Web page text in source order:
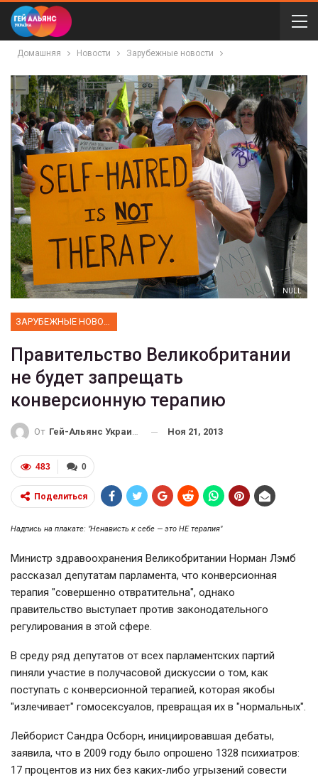
Домашняя Новости Зарубежные новости
NULL
Правительство Великобритании
не будет запрещать
конверсионную терапию
От Гей-Альянс Украина Ноя 21, 2013
0
483
Поделиться
Надпись на плакате: "Ненависть к себе — это НЕ терапия"
Министр здравоохранения Великобритании Норман Лэмб
рассказал депутатам парламента, что конверсионная
терапия "совершенно отвратительна", однако
правительство выступает против законодательного
регулирования в этой сфере.
В среду ряд депутатов от всех парламентских партий
пиняли участие в получасовой дискуссии о том, как
поступать с конверсионной терапией, которая якобы
"излечивает" гомосексуалов, превращая их в "нормальных".
Лейборист Сандра Осборн, инициировавшая дебаты,
заявила, что в 2009 году было опрошено 1328 психиатров:
17 процентов из них без каких-либо угрызений совести